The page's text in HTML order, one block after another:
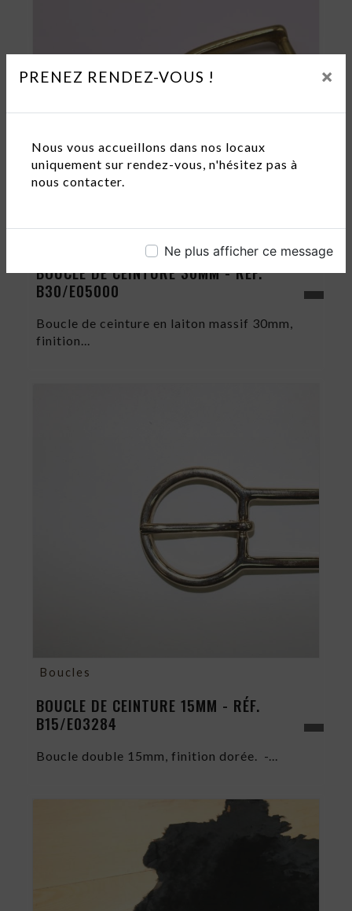
PRENEZ RENDEZ-VOUS ! ×
Nous vous accueillons dans nos locaux
uniquement sur rendez-vous, n'hésitez pas à
nous contacter.
Ne plus afficher ce message
BOUCLE DE CEINTURE 30MM - RÉF.
B30/E05000
Boucle de ceinture en laiton massif 30mm,
finition...
Boucles
BOUCLE DE CEINTURE 15MM - RÉF.
B15/E03284
Boucle double 15mm, finition dorée. -...